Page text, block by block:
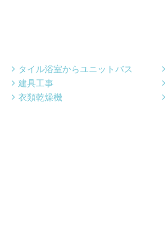
タイル浴室からユニットバス
建具工事
衣類乾燥機